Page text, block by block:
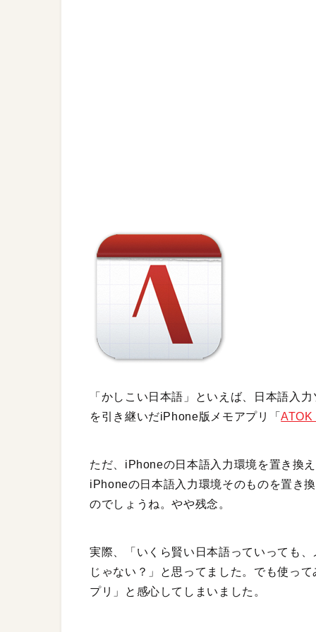
「かしこい日本語」といえば、日本語入
を引き継いだiPhone版メモアプリ「ATOK
ただ、iPhoneの日本語入力環境を置き換
iPhoneの日本語入力環境そのものを置き
のでしょうね。やや残念。
実際、「いくら賢い日本語っていっても
じゃない？」と思ってました。でも使っ
プリ」と感心してしまいました。